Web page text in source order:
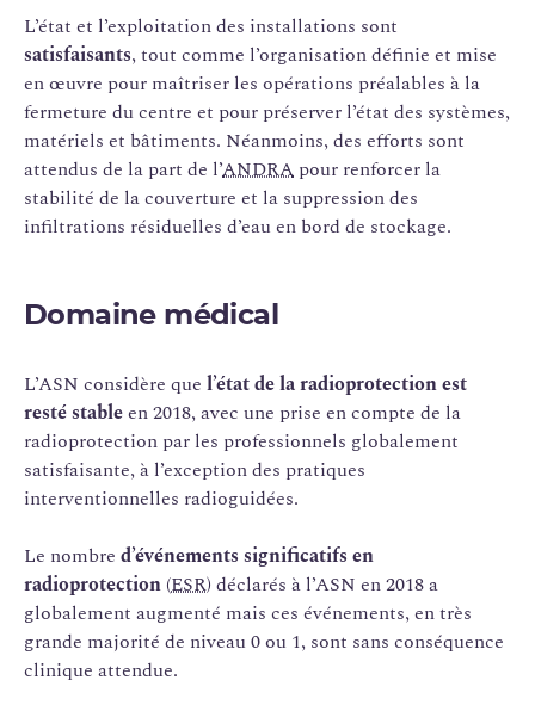
L’état et l’exploitation des installations sont
satisfaisants, tout comme l’organisation définie et mise
en œuvre pour maîtriser les opérations préalables à la
fermeture du centre et pour préserver l’état des systèmes,
matériels et bâtiments. Néanmoins, des efforts sont
attendus de la part de l’ANDRA pour renforcer la
stabilité de la couverture et la suppression des
infiltrations résiduelles d’eau en bord de stockage.
Domaine médical
L’ASN considère que l’état de la radioprotection est
resté stableen 2018, avec une prise en compte de la
radioprotection par les professionnels globalement
satisfaisante, à l’exception des pratiques
interventionnelles radioguidées.
Le nombre d’événements significatifs en
radioprotection (ESR) déclarés à l’ASN en 2018 a
globalement augmenté mais ces événements, en très
grande majorité de niveau 0 ou 1, sont sans conséquence
clinique attendue.